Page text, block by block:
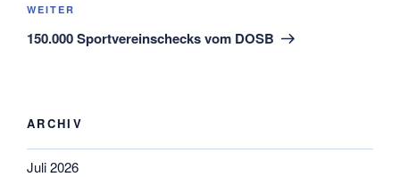
Nächster
Beitrag
WEITER
150.000 Sportvereinschecks vom DOSB
ARCHIV
Juli 2026